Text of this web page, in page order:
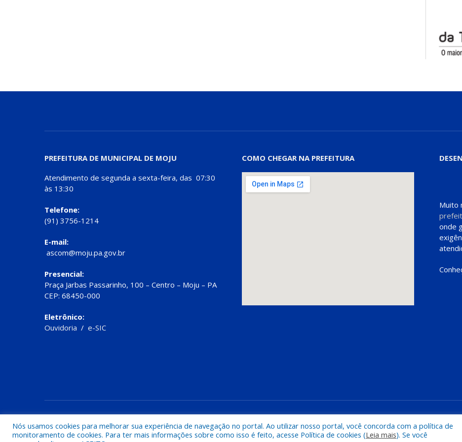
PREFEITURA DE MUNICIPAL DE MOJU
Atendimento de segunda a sexta-feira, das 07:30
às 13:30
Telefone:
(91) 3756-1214
E-mail:
ascom@moju.pa.gov.br
Presencial:
Praça Jarbas Passarinho, 100 – Centro – Moju – PA
CEP: 68450-000
Eletrônico:
Ouvidoria / e-SIC
COMO CHEGAR NA PREFEITURA
Muito
onde
Nós usamos cookies para melhorar sua experiência de navegação no portal. Ao utilizar nosso portal, você concorda com a política de
monitoramento de cookies. Para ter mais informações sobre como isso é feito, acesse Política de cookies (Leia mais). Se você